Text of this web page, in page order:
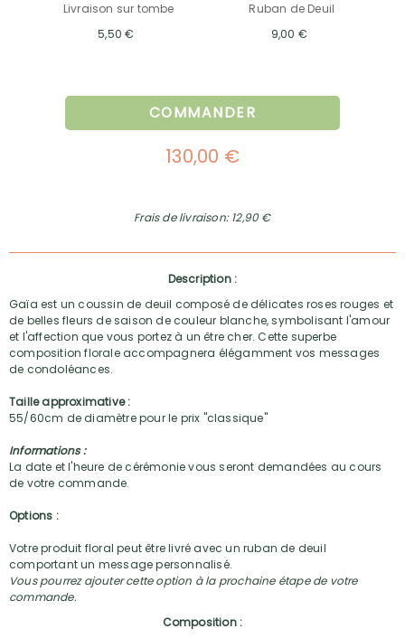
Livraison sur tombe
5,50 €
Ruban de Deuil
9,00 €
COMMANDER
130,00 €
Frais de livraison: 12,90 €
Description :
Gaïa est un coussin de deuil composé de délicates roses rouges et
de belles fleurs de saison de couleur blanche, symbolisant l'amour
et l'affection que vous portez à un être cher. Cette superbe
composition florale accompagnera élégamment vos messages
de condoléances.
Taille approximative :
55/60cm de diamètre pour le prix "classique"
Informations :
La date et l'heure de cérémonie vous seront demandées au cours
de votre commande.
Options :
Votre produit floral peut être livré avec un ruban de deuil
comportant un message personnalisé.
Vous pourrez ajouter cette option à la prochaine étape de votre
commande.
Composition :